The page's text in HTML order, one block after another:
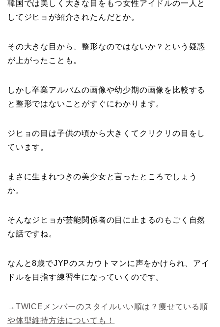
韓国では美しく大きな目をもつ女性アイドルの一人と
してジヒョが紹介されたんだとか。
その大きな目から、整形なのではないか？という疑惑
が上がったことも。
しかし卒業アルバムの画像や幼少期の画像を比較する
と整形ではないことがすぐにわかります。
ジヒョの目は子供の頃から大きくてクリクリの目をし
ています。
まさに生まれつきの美少女と言ったところでしょう
か。
そんなジヒョが芸能関係者の目に止まるのもごく自然
な話ですね。
なんと8歳でJYPのスカウトマンに声をかけられ、アイ
ドルを目指す練習生になっていくのです。
→ TWICEメンバーのスタイルいい順は？痩せている順
や体型維持方法についても！